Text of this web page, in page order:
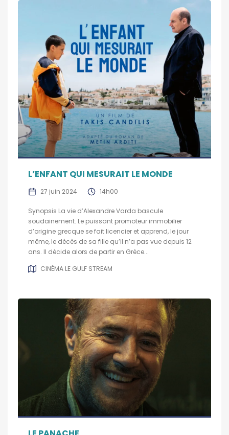
L’ENFANT QUI MESURAIT LE MONDE
27 juin 2024 14h00
Synopsis La vie d’Alexandre Varda bascule
soudainement. Le puissant promoteur immobilier
d’origine grecque se fait licencier et apprend, le jour
même, le décès de sa fille qu’il n’a pas vue depuis 12
ans. Il décide alors de partir en Grèce...
CINÉMA LE GULF STREAM